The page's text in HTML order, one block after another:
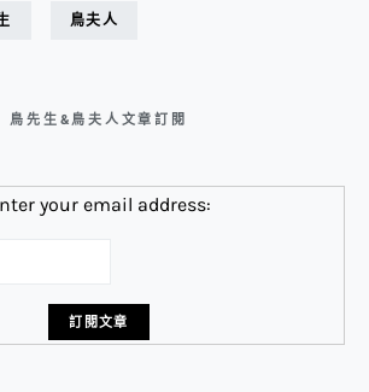
鳥夫人
鳥先生&鳥夫人文章訂閱
your email address: